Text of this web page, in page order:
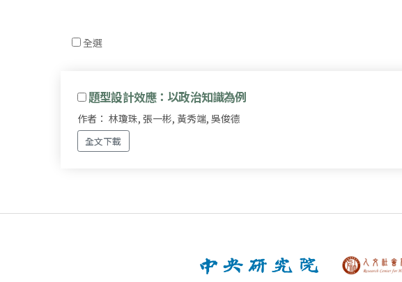
全選
題型設計效應：以政治知識為例
作者： 林瓊珠, 張一彬, 黃秀端, 吳俊德
全文下載